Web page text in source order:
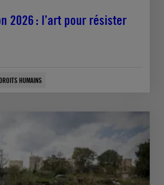
2026 : l’art pour résister
HUMAINS